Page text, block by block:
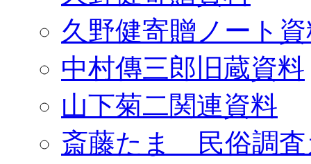
久野健寄贈ノート
中村傳三郎旧蔵資料
山下菊二関連資料
斎藤たま 民俗調査